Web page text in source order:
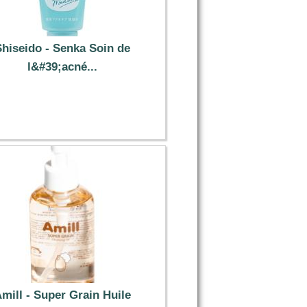
- Senka Soin de
l&#39;acné...
- Super Grain Huile